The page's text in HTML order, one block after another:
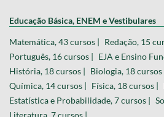
Educação Básica, ENEM e Vestibulares
Matemática, 43 cursos |
Redação, 15
Português, 16 cursos |
EJA e Ensino
História, 18 cursos |
Biologia, 18 cursos |
Química, 14 cursos |
Física, 18 cursos |
Estatística e Probabilidade, 7 cursos |